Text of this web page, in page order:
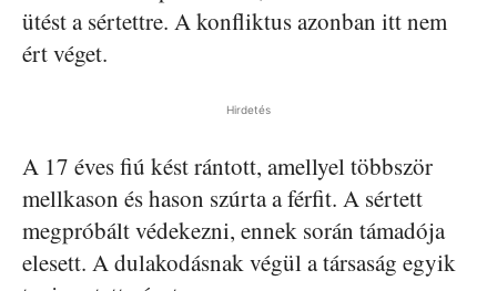
ütést a sértettre. A konfliktus azonban itt nem
ért véget.
Hirdetés
A 17 éves fiú kést rántott, amellyel többször
mellkason és hason szúrta a férfit. A sértett
megpróbált védekezni, ennek során támadója
elesett. A dulakodásnak végül a társaság egyik